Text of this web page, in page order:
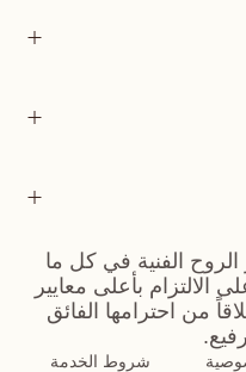
الفنية في كل ما
بأعلى معايير
من احترامها الفائق
شروط الخدمة